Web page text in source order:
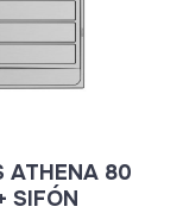
ATHENA 80
SIFÓN